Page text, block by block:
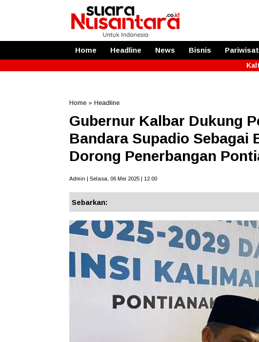
Home Headline News Bisnis
Home » Headline
Gubernur Kalbar Dukung
Bandara Supadio Sebagai
Dorong Penerbangan
Admin | Selasa, 06 Mei 2025 | 12.00
Sebarkan: